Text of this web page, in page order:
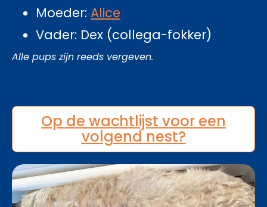
Moeder: Alice
Vader: Dex (collega-fokker)
Alle pups zijn reeds vergeven.
Op de wachtlijst voor een
volgend nest?